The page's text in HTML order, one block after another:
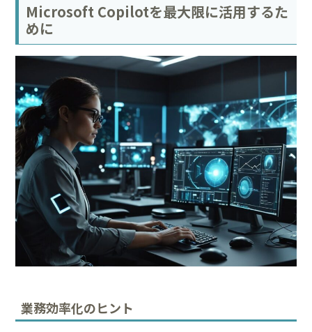
Microsoft Copilotを最大限に活用するた
めに
業務効率化のヒント